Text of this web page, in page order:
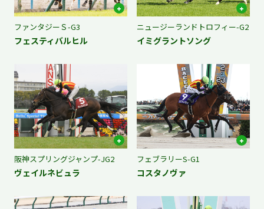
ファンタジーＳ-G3
フェスティバルヒル
ニュージーランドトロフィー-G2
イミグラントソング
阪神スプリングジャンプ-JG2
ヴェイルネビュラ
フェブラリーS-G1
コスタノヴァ